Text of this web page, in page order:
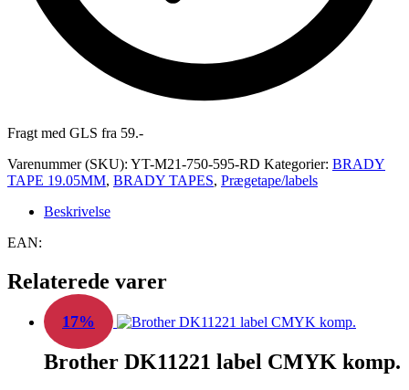
Fragt med GLS fra 59.-
Varenummer (SKU): YT-M21-750-595-RD Kategorier: BRADY
TAPE 19.05MM, BRADY TAPES, Prægetape/labels
Beskrivelse
EAN:
Relaterede varer
17%
Brother DK11221 label CMYK komp.